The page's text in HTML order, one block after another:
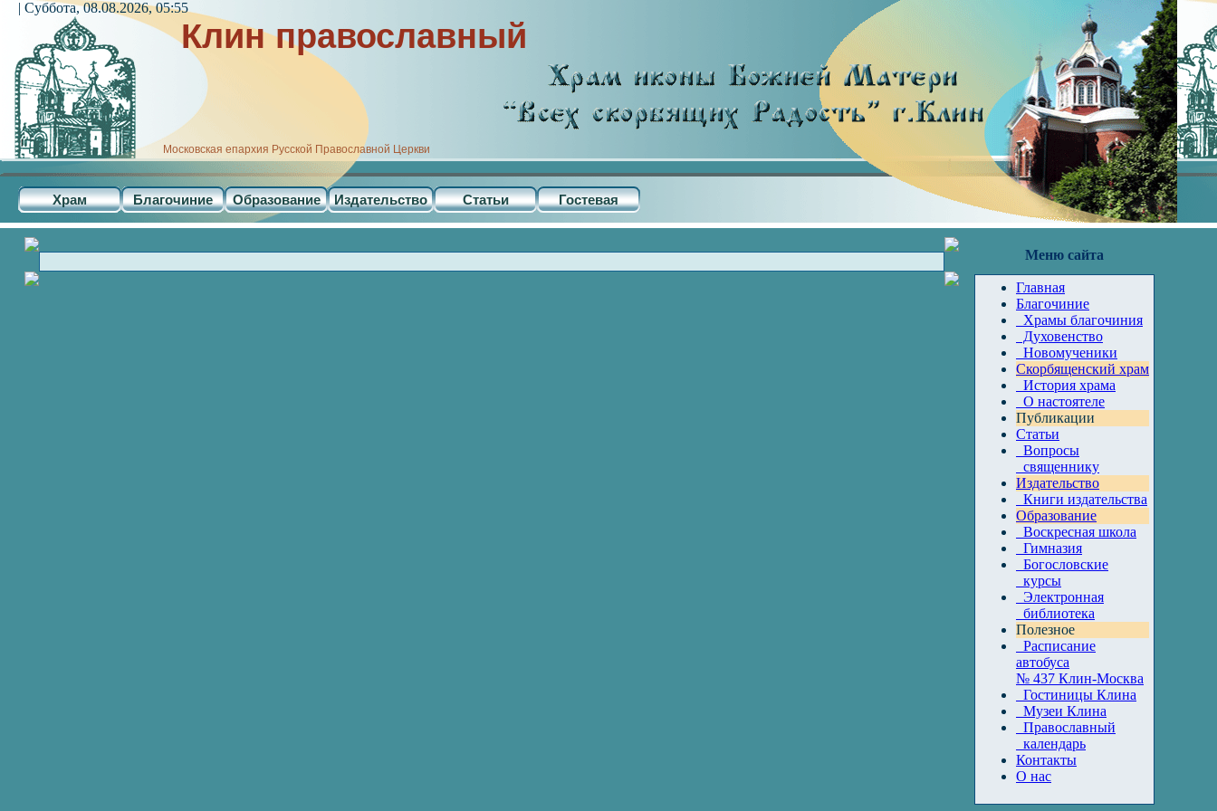
Клин православный
Московская епархия Русской Православной Церкви
Храм Благочиние Образование Издательство Статьи Гостевая
| Суббота, 08.08.2026, 05:55
Меню сайта
Главная
Благочиние
Храмы благочиния
Духовенство
Новомученики
Скорбященский храм
История храма
О настоятеле
Публикации
Статьи
Вопросы
священнику
Издательство
Книги издательства
Образование
Воскресная школа
Гимназия
Богословские
курсы
Электронная
библиотека
Полезное
Расписание
автобуса
№ 437 Клин-Москва
Гостиницы Клина
Музеи Клина
Православный
календарь
Контакты
О нас